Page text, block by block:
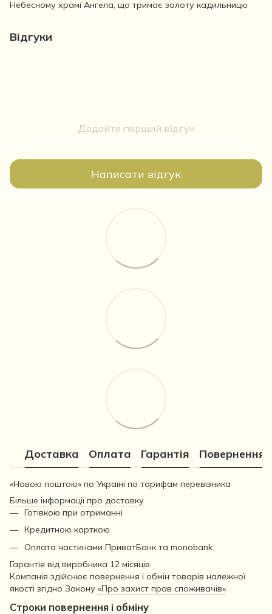
Небесному храмі Ангела, що тримає золоту кадильницю
Відгуки
Додайте перший відгук
Написати відгук
Доставка Оплата Гарантія Повернення
«Новою поштою» по Україні по тарифам перевізника
Більше інформації про доставку
Готівкою при отриманні
Кредитною карткою
Оплата частинами ПриватБанк та monobank
Гарантія від виробника 12 місяців.
Компанія здійснює повернення і обмін товарів належної
якості згідно Закону «Про захист прав споживачів».
Строки повернення і обміну